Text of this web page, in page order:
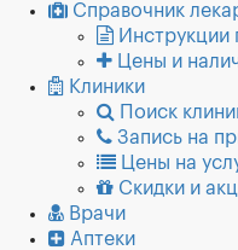
Справочник
Цены и
Клиники
Поиск
Запись на
Цены на
Скидки и
Врачи
Аптеки